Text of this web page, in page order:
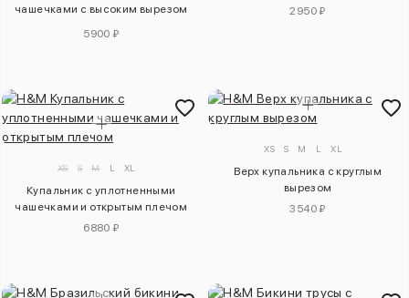
чашечками с высоким вырезом
5900 ₽
2950 ₽
XS S M L XL
Купальник с уплотненными
чашечками и открытым плечом
6880 ₽
XS S M L XL
Верх купальника с круглым
вырезом
3540 ₽